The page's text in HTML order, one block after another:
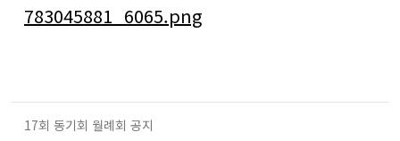
17회 동기회 월례회 공지